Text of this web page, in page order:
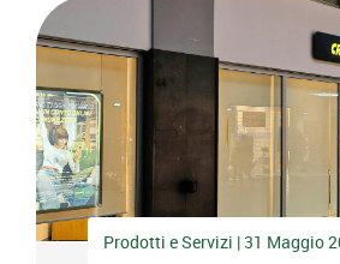
Prodotti e Servizi | 31 Maggio